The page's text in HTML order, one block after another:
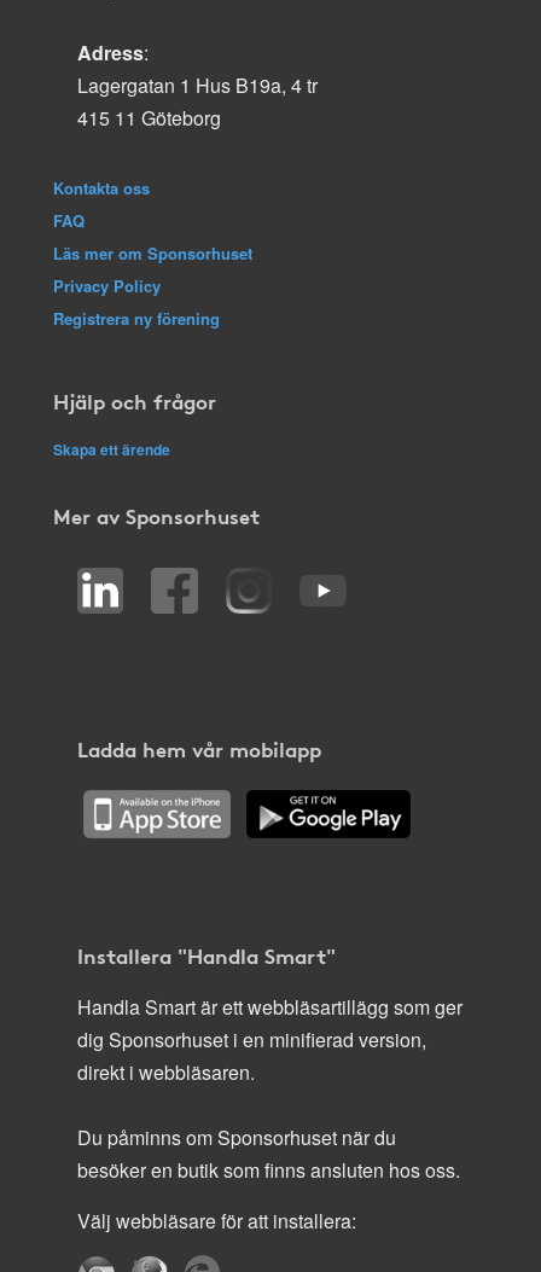
Adress:
Lagergatan 1 Hus B19a, 4 tr
415 11 Göteborg
Kontakta oss
FAQ
Läs mer om Sponsorhuset
Privacy Policy
Registrera ny förening
Hjälp och frågor
Skapa ett ärende
Mer av Sponsorhuset
Ladda hem vår mobilapp
Installera "Handla Smart"
Handla Smart är ett webbläsartillägg som ger
dig Sponsorhuset i en minifierad version,
direkt i webbläsaren.
Du påminns om Sponsorhuset när du
besöker en butik som finns ansluten hos oss.
Välj webbläsare för att installera: